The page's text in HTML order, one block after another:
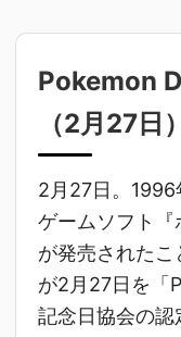
Pokemon
（2月27日 ）
2月27日。
ゲームソフト『
が発売された
が2月27日を「
記念日協会の認